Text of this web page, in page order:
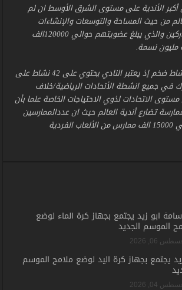
الأندية على مستوى الشرق الأوسط ان لم
من حيث المساحة والتوسعات والإنشاءات
والخدمات وعدد المشاركين والذي يبلغ عضويتهم حوالي 120000الف
نسمة.
ويتميز النادي بحجم نشاط ضخم إذ يعتبر النادي يحتوي على 42 نشاط على
في جميع انشطة الأتحادات الرياضية/خلاف
الاتحادات لذوي الاحتياجات الخاصة علما بأن
تضارع أندية العالم حيث ان عددالممارسين
لرياضة المدارس حوالي 15000 الف ممارس من الألعاب الفردية
أبو زيد يجتمع بجهاز كرة الماء لوضع
الموسم الجديد
06, 2026
يجتمع بجهاز كرة اليد لوضع ملامح الموسم
04, 2026